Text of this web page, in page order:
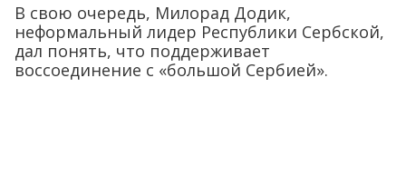
В свою очередь, Милорад Додик,
неформальный лидер Республики Сербской,
дал понять, что поддерживает
воссоединение с «большой Сербией».